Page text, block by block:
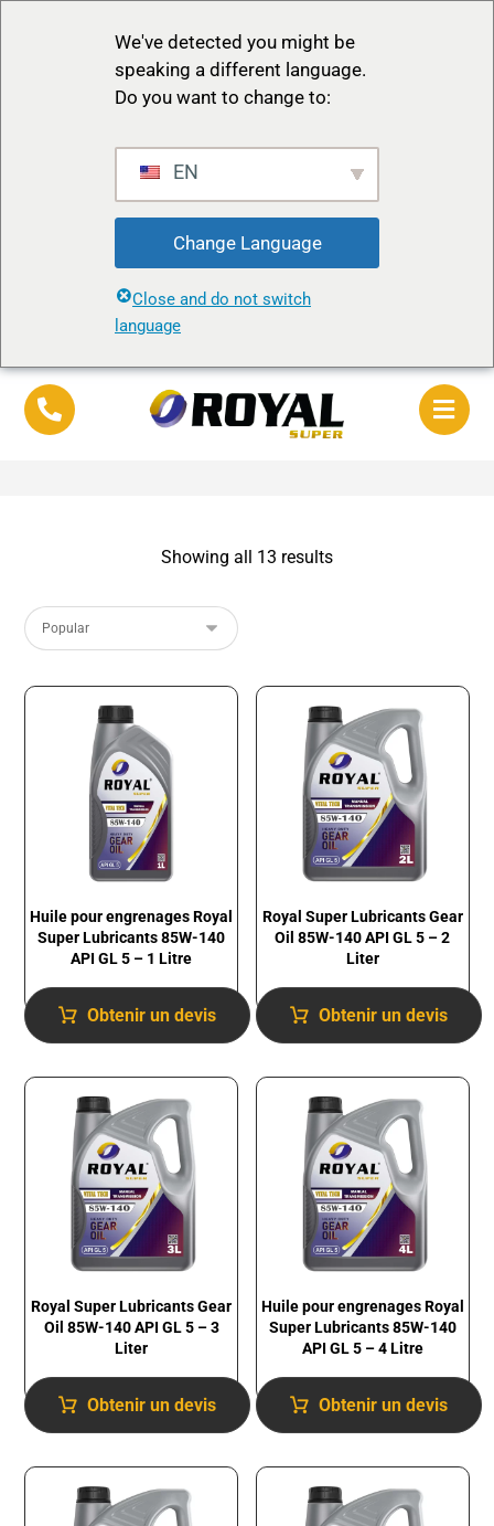
We've detected you might be
speaking a different language.
Do you want to change to:
EN
Change Language
Close and do not switch
language
Showing all 13 results
Huile pour engrenages Royal
Super Lubricants 85W-140
API GL 5 – 1 Litre
Obtenir un devis
Royal Super Lubricants Gear
Oil 85W-140 API GL 5 – 2
Liter
Obtenir un devis
Royal Super Lubricants Gear
Oil 85W-140 API GL 5 – 3
Liter
Obtenir un devis
Huile pour engrenages Royal
Super Lubricants 85W-140
API GL 5 – 4 Litre
Obtenir un devis